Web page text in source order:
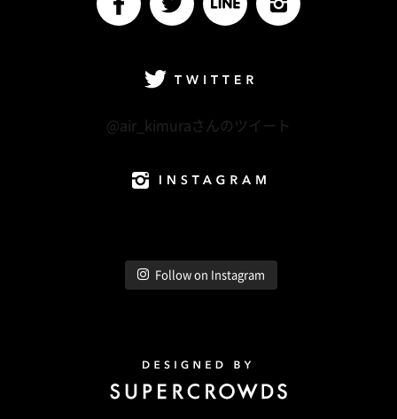
@air_kimuraさんのツイート
Follow on Instagram